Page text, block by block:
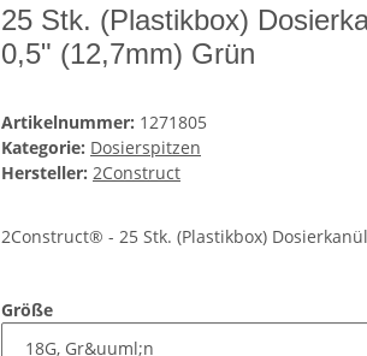
25 Stk. (Plastikbox)
0,5" (12,7mm) Grün
Artikelnummer: 1271805
Kategorie: Dosierspitzen
Hersteller: 2Construct
2Construct® - 25 Stk. (Plastikbox)
Größe